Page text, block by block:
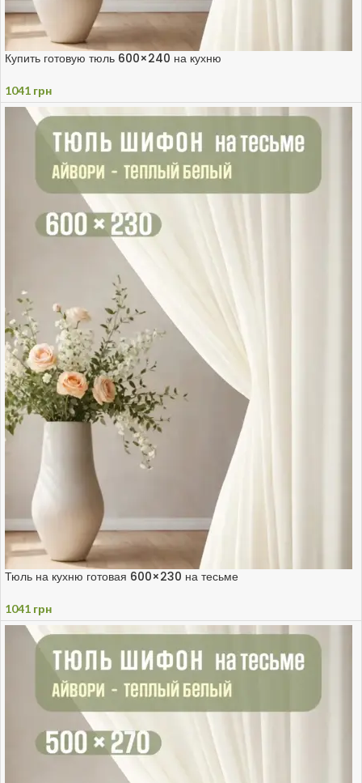
Купить готовую тюль 600×240 на кухню
1041 грн
Тюль на кухню готовая 600×230 на тесьме
1041 грн